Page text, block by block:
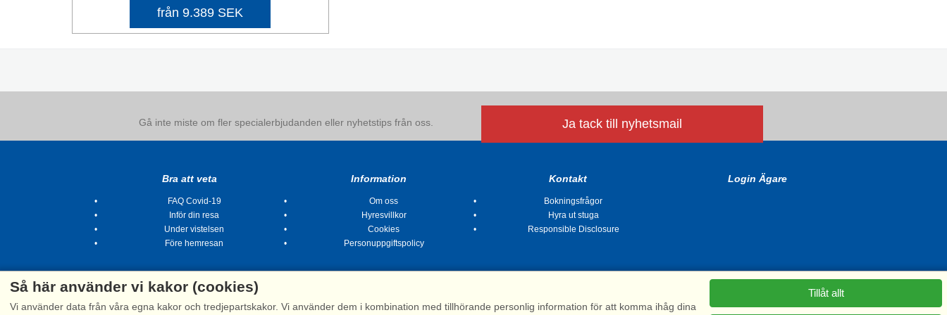
från 9.389 SEK
Gå inte miste om fler specialerbjudanden eller nyhetstips från oss. Ja tack till nyhetsmail
Bra att veta
FAQ Covid-19
Inför din resa
Under vistelsen
Före hemresan
Information
Om oss
Hyresvillkor
Cookies
Personuppgiftspolicy
Kontakt
Bokningsfrågor
Hyra ut stuga
Responsible Disclosure
Login Ägare
Så här använder vi kakor (cookies)
Vi använder data från våra egna kakor och tredjepartskakor. Vi använder dem i kombination med tillhörande personlig information för att komma ihåg dina
Tillåt allt